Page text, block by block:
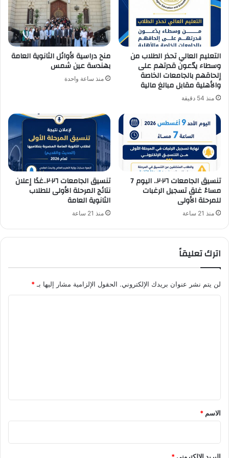
التعليم العالي تحذر الطلاب من
وسطاء يدّعون قدرتهم على
إلحاقهم بالجامعات الخاصة
والأهلية مقابل مبالغ مالية
منذ 54 دقيقة
منح دراسية لأوائل الثانوية العامة
بهندسة عين شمس
منذ ساعة واحدة
تنسيق الجامعات ٢٠٢٦.. اليوم 7
مساءً غلق تسجيل الرغبات
للمرحلة الأولى
منذ 21 ساعة
تنسيق الجامعات ٢٠٢٦..غدًا إعلان
نتائج المرحلة الأولى للطلاب
الثانوية العامة
منذ 21 ساعة
اترك تعليقاً
لن يتم نشر عنوان بريدك الإلكتروني. الحقول الإلزامية مشار إليها بـ*
*
الاسم *